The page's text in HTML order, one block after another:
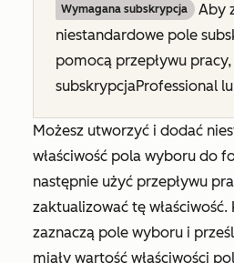
Wymagana subskrypcja
Aby
niestandardowe pole
pomocą przepływu
subskrypcjaProfessional
Możesz utworzyć i dodać
właściwość pola wyboru do
następnie użyć przepływu
zaktualizować tę
zaznaczą pole wyboru i
miały wartość właściwości